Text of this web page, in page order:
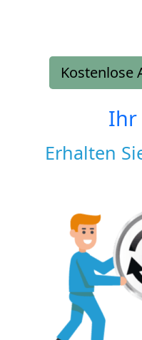
Kostenlose
Ihr
Erhalten